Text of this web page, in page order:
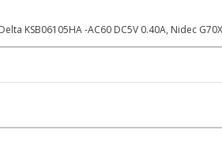
KSB06105HA -AC60 DC5V 0.40A, Nidec